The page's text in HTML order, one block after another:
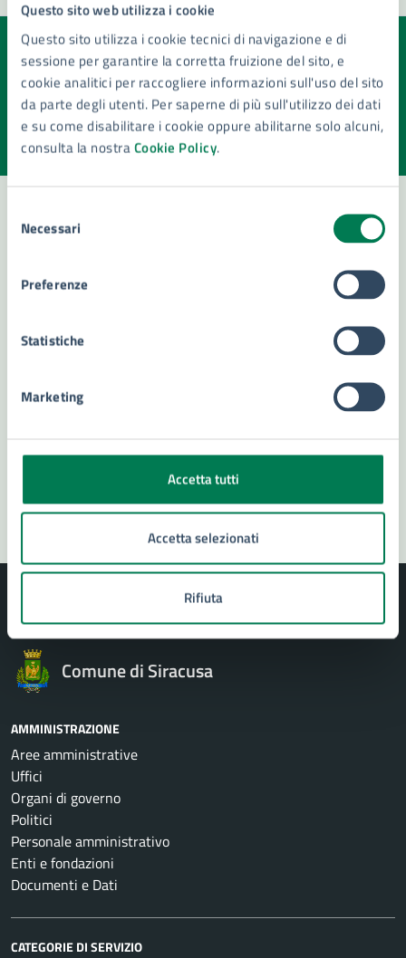
Questo sito web utilizza i cookie
Questo sito utilizza i cookie tecnici di navigazione e di
sessione per garantire la corretta fruizione del sito, e
cookie analitici per raccogliere informazioni sull'uso del sito
da parte degli utenti. Per saperne di più sull'utilizzo dei dati
e su come disabilitare i cookie oppure abilitarne solo alcuni,
consulta la nostraCookie Policy.
delNecessari
Preferenze
Statistiche
Marketing
Accetta tutti
Accetta selezionati
Rifiuta
Quanto sono chiare le informazioni su questa
pagina?
Valuta la chiarezza delle informazioni (da 1 a 5 stelle)
Seleziona il numero di stelle per valutare la chiarezza delle
Valuta 5 stelle su 5
Valuta 4 stelle su 5
Valuta 3 stelle su 5
Valuta 2 stelle su 5
Valuta 1 stelle su 5
Leggi le domande frequenti
Prenota appuntamento
Problemi in città
Segnala disservizio
Comune di Siracusa
AMMINISTRAZIONE
Aree amministrative
Uffici
Organi di governo
Politici
Personale amministrativo
Enti e fondazioni
Documenti e Dati
CATEGORIE DI SERVIZIO